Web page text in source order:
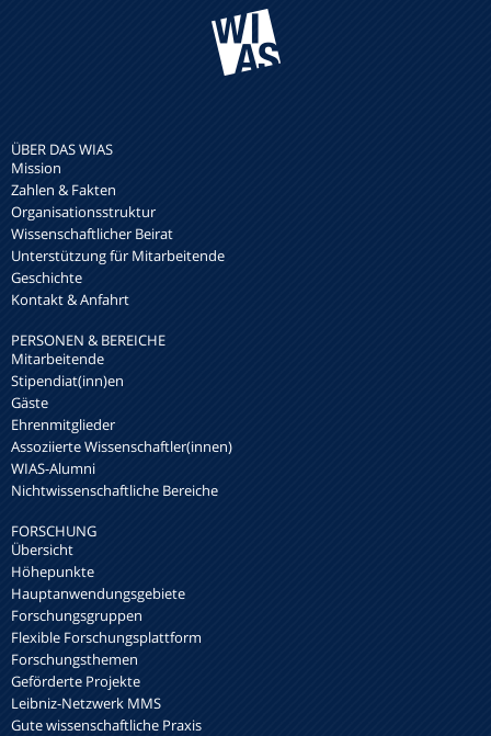
ÜBER DAS WIAS
Mission
Zahlen & Fakten
Organisationsstruktur
Wissenschaftlicher Beirat
Unterstützung für Mitarbeitende
Geschichte
Kontakt & Anfahrt
PERSONEN & BEREICHE
Mitarbeitende
Stipendiat(inn)en
Gäste
Ehrenmitglieder
Assoziierte Wissenschaftler(innen)
WIAS-Alumni
Nichtwissenschaftliche Bereiche
FORSCHUNG
Übersicht
Höhepunkte
Hauptanwendungsgebiete
Forschungsgruppen
Flexible Forschungsplattform
Forschungsthemen
Geförderte Projekte
Leibniz-Netzwerk MMS
Gute wissenschaftliche Praxis